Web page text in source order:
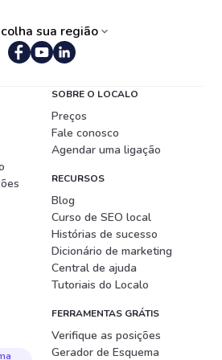
sua região
SOBRE O LOCALO
Preços
Fale conosco
Agendar uma ligação
RECURSOS
Blog
Curso de SEO local
Histórias de sucesso
Dicionário de marketing
Central de ajuda
Tutoriais do Localo
FERRAMENTAS GRÁTIS
Verifique as posições
Gerador de Esquema